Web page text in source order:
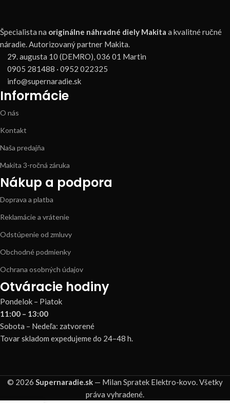
Špecialista na originálne náhradné diely Makita a kvalitné ručné
náradie. Autorizovaný partner Makita.
29. augusta 10 (DEMRO), 036 01 Martin
0905 281488 · 0952 022325
info@supernaradie.sk
Informácie
O nás
Kontakt
Naša predajňa
Makita 3-ročná záruka
Nákup a podpora
Doprava a platba
Reklamácie a vrátenie
Odstúpenie od zmluvy
Obchodné podmienky
Ochrana osobných údajov
Otváracie hodiny
Pondelok – Piatok
11:00 – 13:00
Sobota – Nedeľa: zatvorené
Tovar skladom expedujeme do 24–48 h.
© 2026 Supernaradie.sk — Milan Spratek Elektro-kovo. Všetky
práva vyhradené.